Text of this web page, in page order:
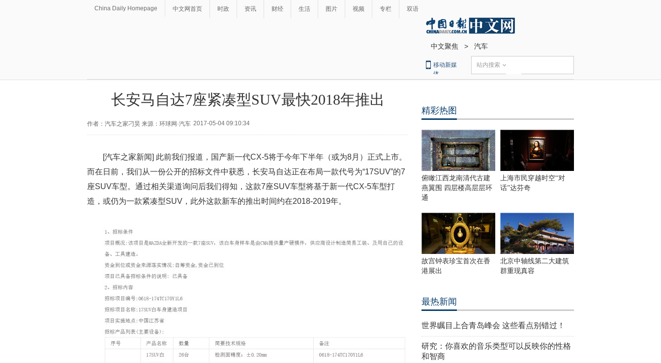
China Daily Homepage 中文网首页 时政 资讯 财经 生活 图片 视频 专栏 双语
中文聚焦 > 汽车
移动新媒
体
站内搜索
长安马自达7座紧凑型SUV最快2018年推出
作者：汽车之家刁昊 来源：环球网·汽车 2017-05-04 09:10:34
[汽车之家新闻] 此前我们报道，国产新一代CX-5将于今年下半年（或为8月）正式上市。
而在日前，我们从一份公开的招标文件中获悉，长安马自达正在布局一款代号为“17SUV”的7
座SUV车型。通过相关渠道询问后我们得知，这款7座SUV车型将基于新一代CX-5车型打
造，或仍为一款紧凑型SUV，此外这款新车的推出时间约在2018-2019年。
精彩热图
俯瞰江西龙南清代古建
燕翼围 四层楼高层层环
通
上海市民穿越时空“对
话”达芬奇
故宫钟表珍宝首次在香
港展出
北京中轴线第二大建筑
群重现真容
最热新闻
世界瞩目上合青岛峰会 这些看点别错过！
研究：你喜欢的音乐类型可以反映你的性格
和智商